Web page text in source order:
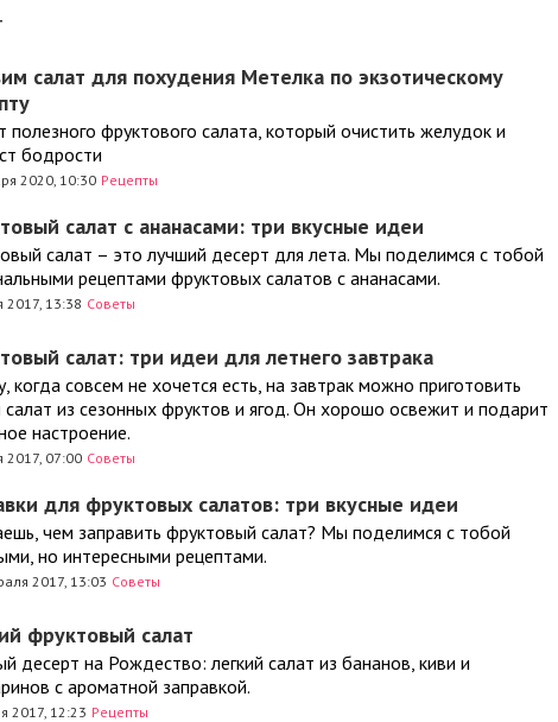
салат для похудения Метелка по экзотическому
полезного фруктового салата, который очистить желудок и
бодрости
2020, 10:30 Рецепты
салат с ананасами: три вкусные идеи
салат – это лучший десерт для лета. Мы поделимся с тобой
рецептами фруктовых салатов с ананасами.
2017, 13:38 Советы
салат: три идеи для летнего завтрака
когда совсем не хочется есть, на завтрак можно приготовить
салат из сезонных фруктов и ягод. Он хорошо освежит и подарит
настроение.
2017, 07:00 Советы
для фруктовых салатов: три вкусные идеи
чем заправить фруктовый салат? Мы поделимся с тобой
но интересными рецептами.
2017, 13:03 Советы
фруктовый салат
десерт на Рождество: легкий салат из бананов, киви и
с ароматной заправкой.
2017, 12:23 Рецепты